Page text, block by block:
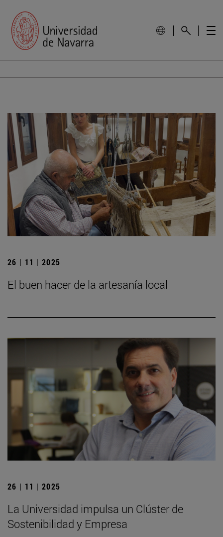
26 | 11 | 2025
El buen hacer de la artesanía local
26 | 11 | 2025
La Universidad impulsa un Clúster de
Sostenibilidad y Empresa